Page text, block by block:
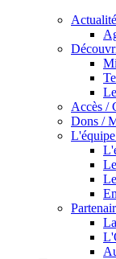
Accès /
Dons /